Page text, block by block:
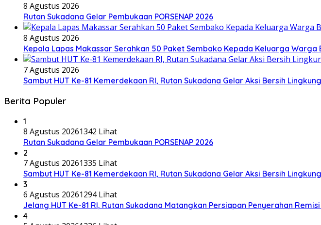
8 Agustus 2026
Rutan Sukadana Gelar Pembukaan PORSENAP 2026
8 Agustus 2026
Kepala Lapas Makassar Serahkan 50 Paket Sembako Kepada Keluarga
7 Agustus 2026
Sambut HUT Ke-81 Kemerdekaan RI, Rutan Sukadana Gelar Aksi Bersih
Berita Populer
1
8 Agustus 20261342 Lihat
Rutan Sukadana Gelar Pembukaan PORSENAP 2026
2
7 Agustus 20261335 Lihat
Sambut HUT Ke-81 Kemerdekaan RI, Rutan Sukadana Gelar Aksi Bersih
3
6 Agustus 20261294 Lihat
Jelang HUT Ke-81 RI, Rutan Sukadana Matangkan Persiapan Penyerahan
4